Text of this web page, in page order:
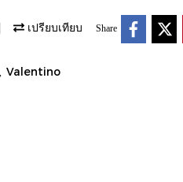
เปรียบเทียบ Share
Valentino